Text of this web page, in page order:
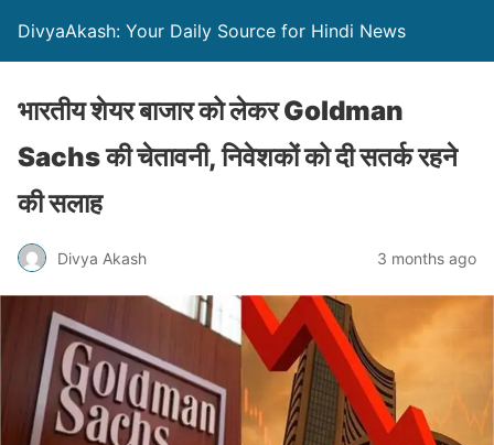
DivyaAkash: Your Daily Source for Hindi News
भारतीय शेयर बाजार को लेकर Goldman
Sachs की चेतावनी, निवेशकों को दी सतर्क रहने
की सलाह
Divya Akash 3 months ago